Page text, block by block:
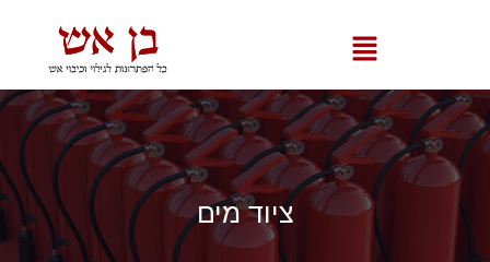
ציוד מים